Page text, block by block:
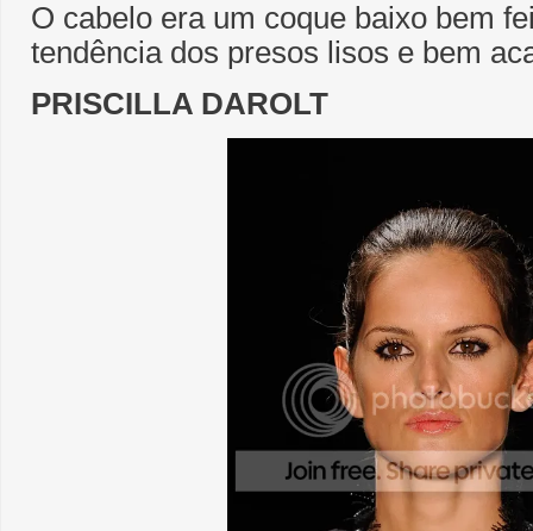
O cabelo era um coque baixo bem
tendência dos presos lisos e bem
PRISCILLA DAROLT